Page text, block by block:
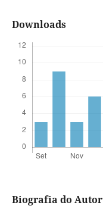
Downloads
Biografia do Autor